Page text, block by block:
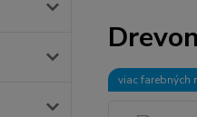
viac farebných